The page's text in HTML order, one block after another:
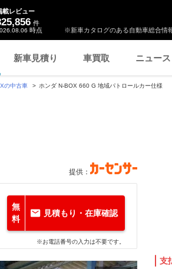
※新車カタログのある自動車総合情
載レビュー
件
時点
新車見積り 車買取 ニュース
の中古車 ホンダ N-BOX 660 G 地域パトロールカー仕様
提供：
無
料
見積もり・在庫確認
※お電話番号の入力は不要です。
支